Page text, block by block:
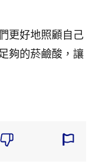
更好地照顧自己
夠的菸鹼酸，讓